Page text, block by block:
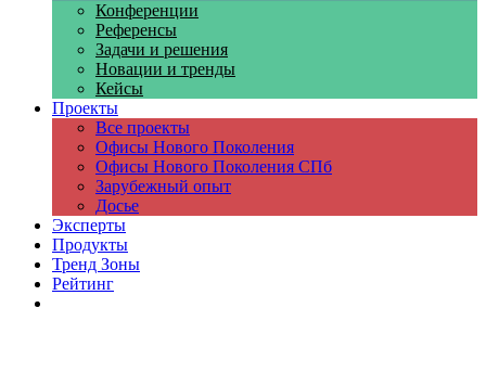
Конференции
Референсы
Задачи и решения
Новации и тренды
Кейсы
Проекты
Все проекты
Офисы Нового Поколения
Офисы Нового Поколения СПб
Зарубежный опыт
Досье
Эксперты
Продукты
Тренд Зоны
Рейтинг